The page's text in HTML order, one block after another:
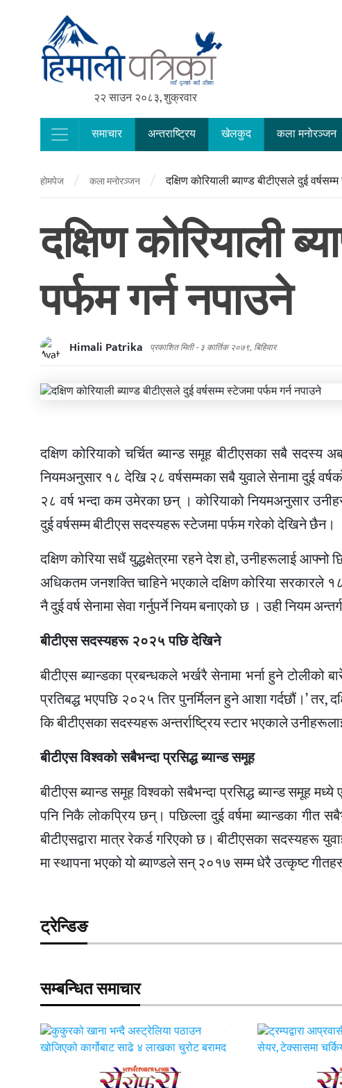
२२ साउन २०८३, शुक्रवार
Main Navigation
समाचार अन्तराष्ट्रिय खेलकुद कला मनोरञ्जन
होमपेज / कला मनोरञ्जन / दक्षिण कोरियाली ब्याण्ड बीटीएसले दुई
दक्षिण कोरियाली
पर्फम गर्न नपाउने
Himali Patrika प्रकाशित मिती - ३ कार्तिक २०७९, बिहिवार
दक्षिण कोरियाको चर्चित ब्यान्ड समूह बीटीएसका सबै
नियमअनुसार १८ देखि २८ वर्षसम्मका सबै युवाले सेनामा दुई
२८ वर्ष भन्दा कम उमेरका छन् । कोरियाको नियमअनुसार
दुई वर्षसम्म बीटीएस सदस्यहरू स्टेजमा पर्फम गरेको देखिने छैन।
दक्षिण कोरिया सधैं युद्धक्षेत्रमा रहने देश हो, उनीहरूलाई
अधिकतम जनशक्ति चाहिने भएकाले दक्षिण कोरिया सरकारले
नै दुई वर्ष सेनामा सेवा गर्नुपर्ने नियम बनाएको छ । उही नियम
बीटीएस सदस्यहरू २०२५ पछि देखिने
बीटीएस ब्यान्डका प्रबन्धकले भर्खरै सेनामा भर्ना हुने टोलीको
प्रतिबद्ध भएपछि २०२५ तिर पुनर्मिलन हुने आशा गर्दछौं।’ तर,
कि बीटीएसका सदस्यहरू अन्तर्राष्ट्रिय स्टार भएकाले
बीटीएस विश्वको सबैभन्दा प्रसिद्ध ब्यान्ड समूह
बीटीएस ब्यान्ड समूह विश्वको सबैभन्दा प्रसिद्ध ब्यान्ड समूह
पनि निकै लोकप्रिय छन्। पछिल्ला दुई वर्षमा ब्यान्डका गीत
बीटीएसद्वारा मात्र रेकर्ड गरिएको छ। बीटीएसका सदस्यहरू
मा स्थापना भएको यो ब्याण्डले सन् २०१७ सम्म धेरै उत्कृष्ट
ट्रेन्डिङ
सम्बन्धित समाचार